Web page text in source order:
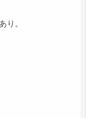
り。